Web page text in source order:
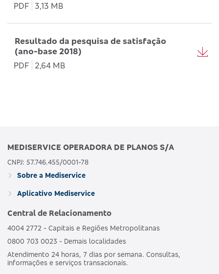
PDF
3,13 MB
Resultado da pesquisa de satisfação
(ano-base 2018)
PDF
2,64 MB
MEDISERVICE OPERADORA DE PLANOS S/A
CNPJ: 57.746.455/0001-78
Sobre a Mediservice
Aplicativo Mediservice
Central de Relacionamento
4004 2772 - Capitais e Regiões Metropolitanas
0800 703 0023 - Demais localidades
Atendimento 24 horas, 7 dias por semana. Consultas,
informações e serviços transacionais.